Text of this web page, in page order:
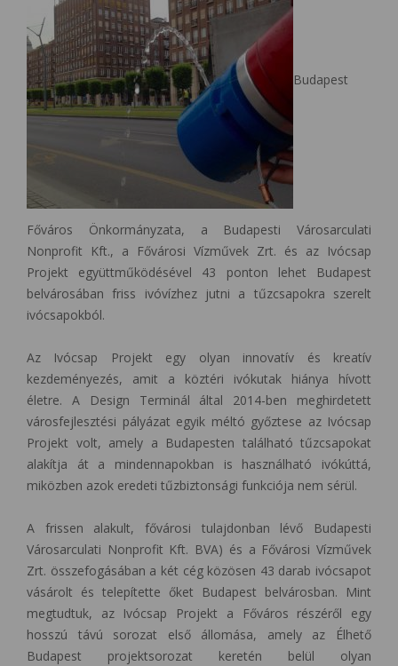
Budapest
Főváros Önkormányzata, a Budapesti Városarculati
Nonprofit Kft., a Fővárosi Vízművek Zrt. és az Ivócsap
Projekt együttműködésével 43 ponton lehet Budapest
belvárosában friss ivóvízhez jutni a tűzcsapokra szerelt
ivócsapokból.
Az Ivócsap Projekt egy olyan innovatív és kreatív
kezdeményezés, amit a köztéri ivókutak hiánya hívott
életre. A Design Terminál által 2014-ben meghirdetett
városfejlesztési pályázat egyik méltó győztese az Ivócsap
Projekt volt, amely a Budapesten található tűzcsapokat
alakítja át a mindennapokban is használható ivókúttá,
miközben azok eredeti tűzbiztonsági funkciója nem sérül.
A frissen alakult, fővárosi tulajdonban lévő Budapesti
Városarculati Nonprofit Kft. BVA) és a Fővárosi Vízművek
Zrt. összefogásában a két cég közösen 43 darab ivócsapot
vásárolt és telepítette őket Budapest belvárosban. Mint
megtudtuk, az Ivócsap Projekt a Főváros részéről egy
hosszú távú sorozat első állomása, amely az Élhető
Budapest projektsorozat keretén belül olyan